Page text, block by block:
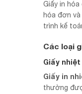
Giấy in
hóa đơn
trình kế
Các loại
Giấy nhiệt
Giấy in
thường